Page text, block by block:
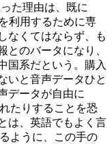
た理由は、既に
利用するために専
なくてはならず、も
とのバータになり、
国系だという。購入
いと音声データひと
データが自由に
たりすることを恐
は、英語でもよく言
るように、この手の